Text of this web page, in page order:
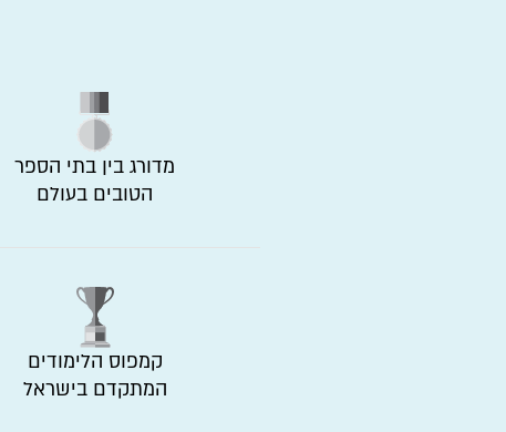
מדורג בין בתי הספר
הטובים בעולם
קמפוס הלימודים
המתקדם בישראל